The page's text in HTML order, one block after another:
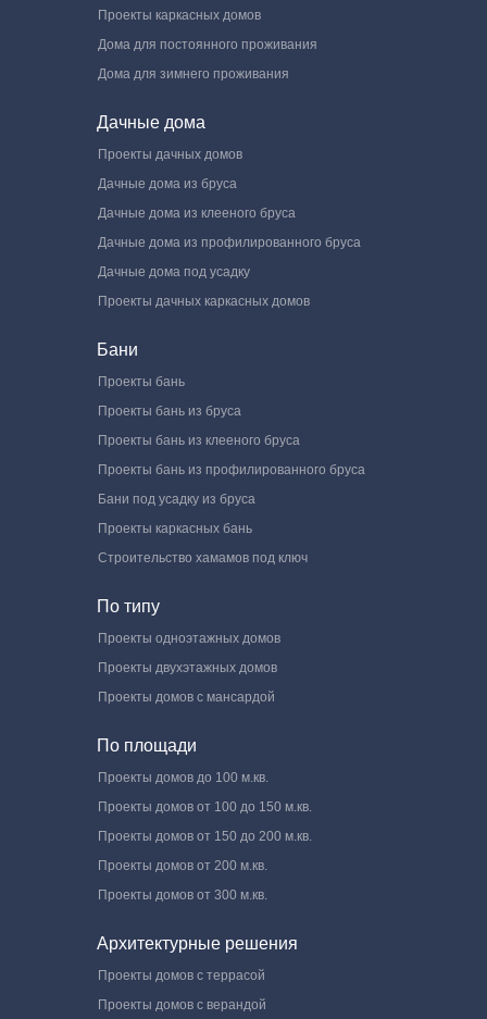
Проекты каркасных домов
Дома для постоянного проживания
Дома для зимнего проживания
Дачные дома
Проекты дачных домов
Дачные дома из бруса
Дачные дома из клееного бруса
Дачные дома из профилированного бруса
Дачные дома под усадку
Проекты дачных каркасных домов
Бани
Проекты бань
Проекты бань из бруса
Проекты бань из клееного бруса
Проекты бань из профилированного бруса
Бани под усадку из бруса
Проекты каркасных бань
Строительство хамамов под ключ
По типу
Проекты одноэтажных домов
Проекты двухэтажных домов
Проекты домов с мансардой
По площади
Проекты домов до 100 м.кв.
Проекты домов от 100 до 150 м.кв.
Проекты домов от 150 до 200 м.кв.
Проекты домов от 200 м.кв.
Проекты домов от 300 м.кв.
Архитектурные решения
Проекты домов с террасой
Проекты домов с верандой